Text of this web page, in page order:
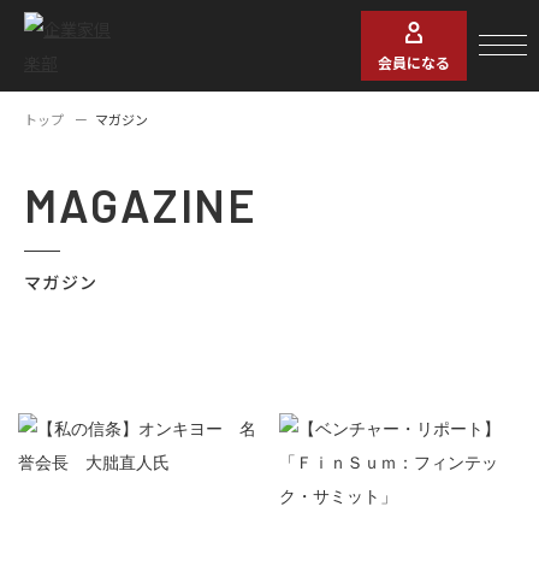
会員になる
トップ マガジン
MAGAZINE
マガジン